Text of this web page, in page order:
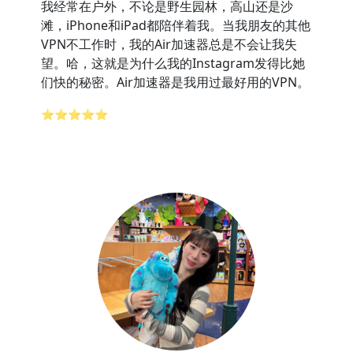
我经常在户外，不论是野生园林，高山还是沙
滩，iPhone和iPad都陪伴着我。当我朋友的其他
VPN不工作时，我的Air加速器总是不会让我失
望。哈，这就是为什么我的Instagram发得比她
们快的秘密。Air加速器是我用过最好用的VPN。
⭐⭐⭐⭐⭐